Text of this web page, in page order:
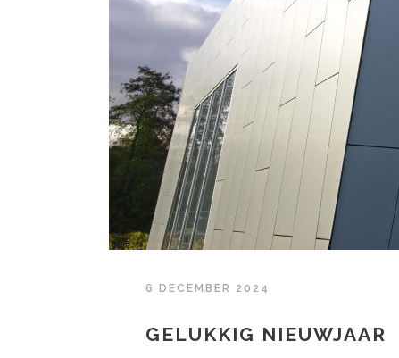
6 DECEMBER 2024
GELUKKIG NIEUWJAAR